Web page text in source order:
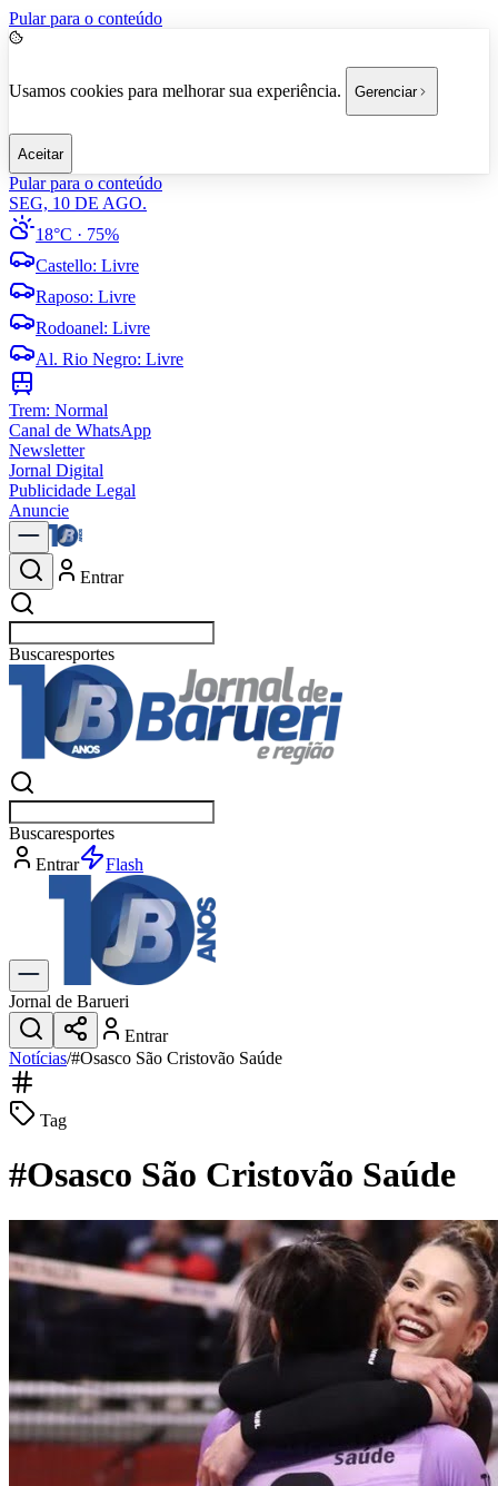
Pular para o conteúdo
Usamos cookies para melhorar sua experiência. Gerenciar
Aceitar
Pular para o conteúdo
SEG, 10 DE AGO.
18°C · 75%
Castello: Livre
Raposo: Livre
Rodoanel: Livre
Al. Rio Negro: Livre
Trem: Normal
Canal de WhatsApp
Newsletter
Jornal Digital
Publicidade Legal
Anuncie
Entrar
Buscarpolíti
Buscarpolíti
Entrar
Flash
Jornal de Barueri
Entrar
Notícias/#Osasco São Cristovão Saúde
Tag
#Osasco São Cristovão Saúde